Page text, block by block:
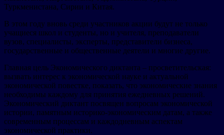
Туркменистана, Сирии и Китая.
В этом году вновь среди участников акции будут не только
учащиеся школ и студенты, но и учителя, преподаватели
вузов, специалисты, эксперты, представители бизнеса,
государственные и общественные деятели и многие другие.
Главная цель Экономического диктанта – просветительская:
вызвать интерес к экономической науке и актуальной
экономической повестке, показать, что экономические знания
необходимы каждому для принятия ежедневных решений.
Экономический диктант посвящен вопросам экономической
истории, памятным историко-экономическим датам, а также
современным процессам и каждодневным аспектам
экономической практики.